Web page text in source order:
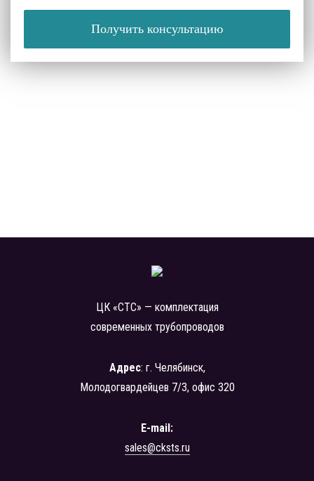
Получить консультацию
ЦК «СТС» — комплектация
современных трубопроводов
Адрес: г. Челябинск,
Молодогвардейцев 7/3, офис 320
E-mail:
sales@cksts.ru